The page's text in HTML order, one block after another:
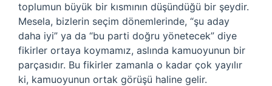
toplumun büyük bir kısmının düşündüğü bir şeydir.
Mesela, bizlerin seçim dönemlerinde, “şu aday
daha iyi” ya da “bu parti doğru yönetecek” diye
fikirler ortaya koymamız, aslında kamuoyunun bir
parçasıdır. Bu fikirler zamanla o kadar çok yayılır
ki, kamuoyunun ortak görüşü haline gelir.